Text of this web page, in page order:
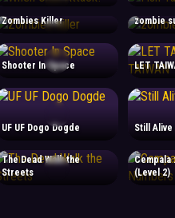
Zombies Killer zombie
Shooter In Space LET
UF UF Dogo Dogde Still Alive
The Dead Walk the
Streets
Cempala
(Level 2)